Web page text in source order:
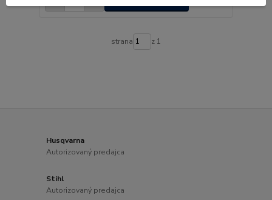
strana z 1
Husqvarna
Autorizovaný predajca
Stihl
Autorizovaný predajca